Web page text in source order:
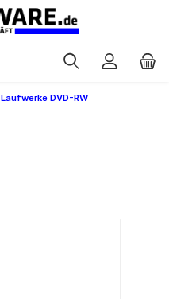
Laufwerke DVD-RW